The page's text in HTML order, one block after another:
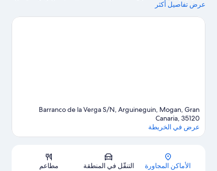
شاطئ أنفي وشاطئ بورتو ريكو لاستكشاف الأماكن الجميلة في
المائي ومتنزه أنجري بيردز أكتيفيتي.اكتشف المغامرات المائية في
عرض تفاصيل أكثر
Barranco de la Verga S/N, Arguineguin, Mogan, Gran
Canaria, 35120
عرض في الخريطة
الأماكن المجاورة التنقّل في المنطقة مطاعم